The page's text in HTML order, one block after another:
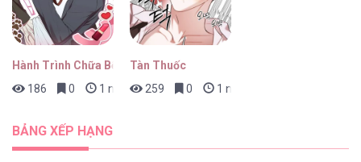
Lệnh Cấm Hôn [...] – Chap 90
Hành Trình Chữa Bệnh Bám Chủ Của Cún Nhà Tôi
186
0 1 ngày trước
Tàn Thuốc
259
0 1 ngày trước
BẢNG XẾP HẠNG